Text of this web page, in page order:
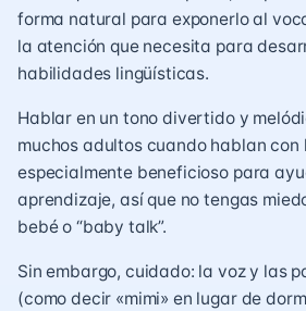
forma natural para exponerlo al
la atención que necesita para
habilidades lingüísticas.
Hablar en un tono divertido y
muchos adultos cuando hablan con
especialmente beneficioso para
aprendizaje, así que no tengas
bebé o “baby talk”.
Sin embargo, cuidado: la voz y las
(como decir «mimi» en lugar de